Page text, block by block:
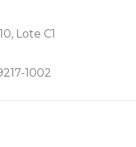
Lote C1
1002